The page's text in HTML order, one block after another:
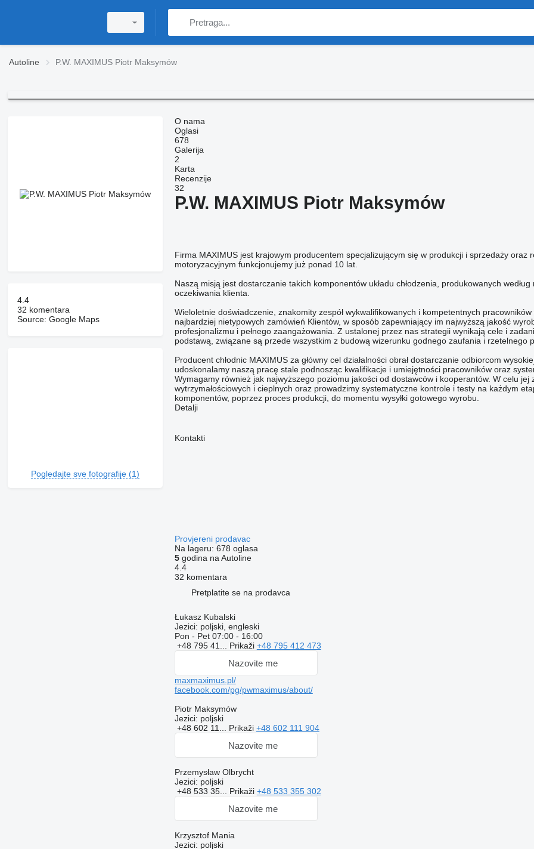
Autoline P.W. MAXIMUS Piotr Maksymów
4.4
32 komentara
Source: Google Maps
Pogledajte sve fotografije (1)
O nama
Oglasi
678
Galerija
2
Karta
Recenzije
32
P.W. MAXIMUS Piotr Maksymów
Firma MAXIMUS jest krajowym producentem specjalizującym się w produkcji i sprzedaży oraz
motoryzacyjnym funkcjonujemy już ponad 10 lat.
Naszą misją jest dostarczanie takich komponentów układu chłodzenia, produkowanych
oczekiwania klienta.
Wieloletnie doświadczenie, znakomity zespół wykwalifikowanych i kompetentnych
najbardziej nietypowych zamówień Klientów, w sposób zapewniający im najwyższą jakość
profesjonalizmu i pełnego zaangażowania. Z ustalonej przez nas strategii wynikają cele i
podstawą, związane są przede wszystkim z budową wizerunku godnego zaufania i rzetelnego
Producent chłodnic MAXIMUS za główny cel działalności obrał dostarczanie odbiorcom
udoskonalamy naszą pracę stale podnosząc kwalifikacje i umiejętności pracowników oraz
Wymagamy również jak najwyższego poziomu jakości od dostawców i kooperantów. W celu jej
wytrzymałościowych i cieplnych oraz prowadzimy systematyczne kontrole i testy na każdym
komponentów, poprzez proces produkcji, do momentu wysyłki gotowego wyrobu.
Detalji
Kontakti
Provjereni prodavac
Na lageru: 678 oglasa
5godina na Autoline
4.4
32 komentara
Pretplatite se na prodavca
Łukasz Kubalski
Jezici: poljski, engleski
Pon - Pet 07:00 - 16:00
+48 795 41... Prikaži +48 795 412 473
Nazovite me
maxmaximus.pl/
facebook.com/pg/pwmaximus/about/
Piotr Maksymów
Jezici: poljski
+48 602 11... Prikaži +48 602 111 904
Nazovite me
Przemysław Olbrycht
Jezici: poljski
+48 533 35... Prikaži +48 533 355 302
Nazovite me
Krzysztof Mania
Jezici: poljski